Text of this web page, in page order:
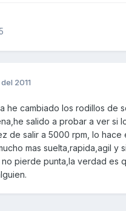
2011
he cambiado los rodillos de
salido a probar a ver si
de salir a 5000 rpm, lo
mas suelta,rapida,agil y
pierde punta,la verdad es